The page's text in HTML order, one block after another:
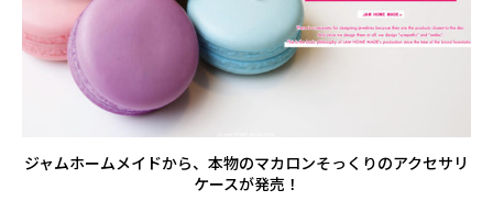
ジャムホームメイドから、本物のマカロンそっくりのアクセサリ
ケースが発売！